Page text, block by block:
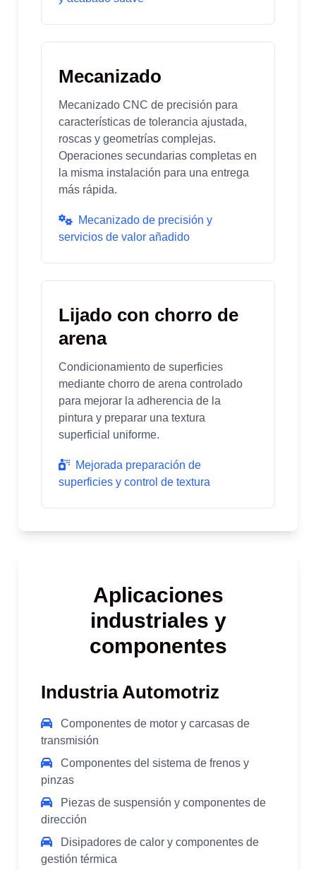
Mecanizado
Mecanizado CNC de precisión para
características de tolerancia ajustada,
roscas y geometrías complejas.
Operaciones secundarias completas en
la misma instalación para una entrega
más rápida.
Mecanizado de precisión y
servicios de valor añadido
Lijado con chorro de
arena
Condicionamiento de superficies
mediante chorro de arena controlado
para mejorar la adherencia de la
pintura y preparar una textura
superficial uniforme.
Mejorada preparación de
superficies y control de textura
Aplicaciones
industriales y
componentes
Industria Automotriz
Componentes de motor y carcasas de
transmisión
Componentes del sistema de frenos y
pinzas
Piezas de suspensión y componentes de
dirección
Disipadores de calor y componentes de
gestión térmica